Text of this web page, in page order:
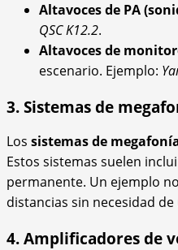
Altavoces de PA
QSC K12.2.
Altavoces de
escenario. Ejemplo:
3. Sistemas de
Los sistemas de
Estos sistemas suelen
permanente. Un ejemplo
distancias sin necesidad
4. Amplificadores de